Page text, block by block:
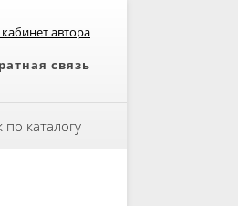
автора
связь
по каталогу